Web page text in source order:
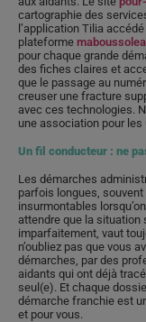
cartographie des
l’application Tilia
plateforme
pour chaque grande
des fiches claires et
que le passage au
creuser une fracture
avec ces technologies.
une association pour les
Un fil conducteur : ne
Les démarches
parfois longues,
insurmontables
attendre que la situation
imparfaitement, vaut
n’oubliez pas que vous
démarches, par des
aidants qui ont déjà
seul(e). Et chaque
démarche franchie est
et pour vous.